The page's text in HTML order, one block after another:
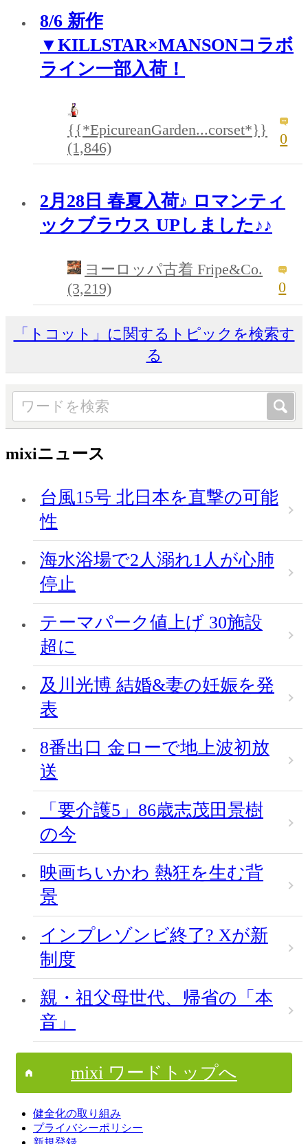
8/6 新作
▼KILLSTAR×MANSONコラボ
ライン一部入荷！
{{*EpicureanGarden...corset*}}
(1,846)
0
2月28日 春夏入荷♪ ロマンティ
ックブラウス UPしました♪♪
ヨーロッパ古着 Fripe&Co.
(3,219)
0
「トコット」に関するトピックを検索す
る
mixiニュース
台風15号 北日本を直撃の可能
性
海水浴場で2人溺れ1人が心肺
停止
テーマパーク値上げ 30施設
超に
及川光博 結婚&妻の妊娠を発
表
8番出口 金ローで地上波初放
送
「要介護5」86歳志茂田景樹
の今
映画ちいかわ 熱狂を生む背
景
インプレゾンビ終了? Xが新
制度
親・祖父母世代、帰省の「本
音」
mixi ワードトップへ
健全化の取り組み
プライバシーポリシー